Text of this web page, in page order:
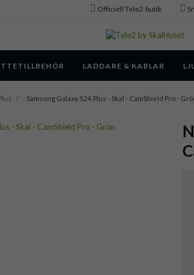
Officiell Tele2-butik
LADDARE & KABLAR
/ - Samsung Galaxy S24 Plus - Skal - CamShield Pro -